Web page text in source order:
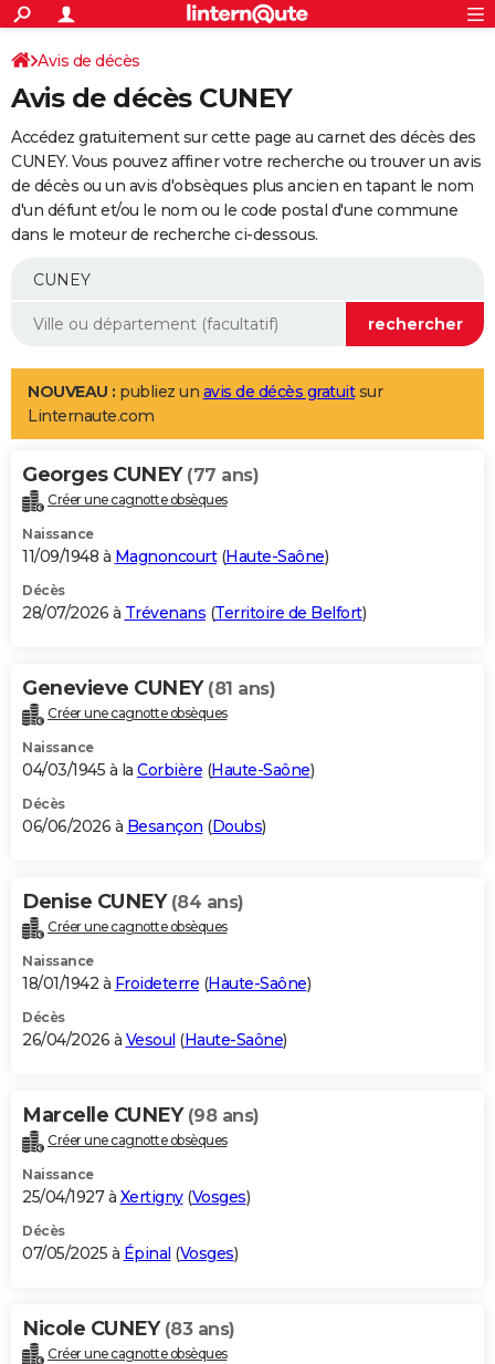
ACTUALITÉS
Politique
Société
Faits Divers
Education
Monde
Villes
+
SPORT
Coupe du monde 2026
Football
Tennis
Cyclisme
Rugby
Forum
Programme TV
TNT
Streaming
Cinéma
Sorties cinéma
Musique
+
FINANCE
Retraite
Impôts
Epargne
Immobilier
Risques naturels par ville
Banque
Assurance
Crédit
AUTO
Essais
Réserver un essai
Citadines
Berlines
SUV
Forum auto
+
Mobiles
Meilleur smartphone
Internet
Ordinateurs
Jeux vidéo
Guide high-tech
Aménagement intérieur
LIFESTYLE
Art de vivre
Bien-être
Loisirs
Mode
Modes de vie
Alimentation
Guide de la santé
Maladies
Médicaments
Sommeil
VOYAGE
Destinations
City break
Voyage nature
Voyage de noces
Forum
Climat
+PHOTO
GUIDES D'ACHAT
BONS PLANS
Carte de Noël
Carte Bonne année
Carte Saint-Valentin
Carte Pâques
Carte d'anniversaire
DICTIONNAIRE
Dictionnaire
Biographies
Citations
Expressions
Proverbes
PROGRAMME TV
S'inscrire
Se connecter
Lycées
Collèges
Primaires
Universités
Entreprises
Service militaire
Avis de recherche
AVIS DE DÉCÈS
Bricolage
Lifestyle
Culture
Sport
Auto
Television
Voyage
Cinema
Avis de décès
Avis de décès CUNEY
Accédez gratuitement sur cette page au carnet des décès des
CUNEY. Vous pouvez affiner votre recherche ou trouver un avis
de décès ou un avis d'obsèques plus ancien en tapant le nom
d'un défunt et/ou le nom ou le code postal d'une commune
dans le moteur de recherche ci-dessous.
NOUVEAU : publiez un avis de décès gratuitsur
Linternaute.com
Georges CUNEY (77 ans)
Créer une cagnotte obsèques
Naissance
11/09/1948 à Magnoncourt(Haute-Saône)
Décès
28/07/2026 à Trévenans (Territoire de Belfort)
Genevieve CUNEY (81 ans)
Créer une cagnotte obsèques
Naissance
04/03/1945 à la Corbière (Haute-Saône)
Décès
06/06/2026 à Besançon (Doubs)
Denise CUNEY (84 ans)
Créer une cagnotte obsèques
Naissance
18/01/1942 à Froideterre (Haute-Saône)
Décès
26/04/2026 à Vesoul (Haute-Saône)
Marcelle CUNEY (98 ans)
Créer une cagnotte obsèques
Naissance
25/04/1927 à Xertigny(Vosges)
Décès
07/05/2025 à Épinal (Vosges)
Nicole CUNEY (83 ans)
Créer une cagnotte obsèques